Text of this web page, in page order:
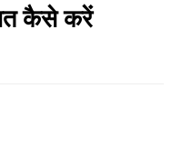
कैसे करें